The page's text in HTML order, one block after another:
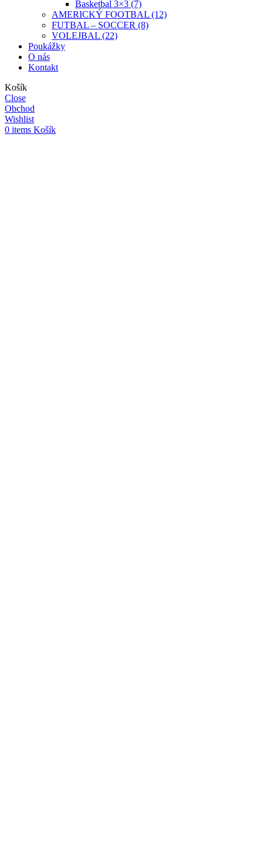
Basketbal 3×3 (7)
AMERICKÝ FOOTBAL (12)
FUTBAL – SOCCER (8)
VOLEJBAL (22)
Poukážky
O nás
Kontakt
Košík
Close
Obchod
Wishlist
0 items Košík